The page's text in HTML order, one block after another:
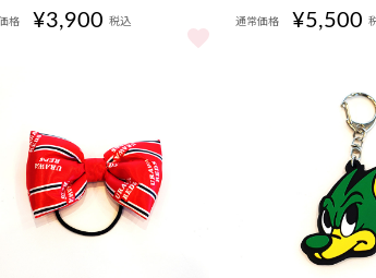
） をもっと見る
格 ¥3,900 税込
REDS スターターキット をもっと見る
通常価格 ¥5,500
URAWA REDSバス